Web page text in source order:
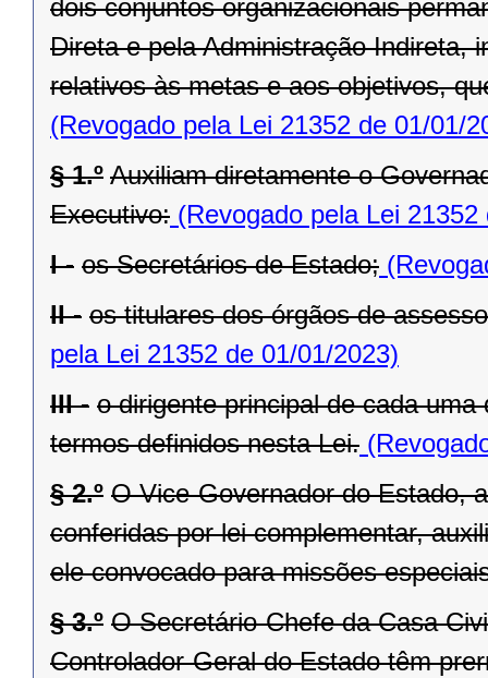
dois conjuntos organizacionais
Direta e pela Administração Indireta,
relativos às metas e aos objetivos,
(Revogado pela Lei 21352 de 01/01/
§ 1.º Auxiliam diretamente o
Executivo: (Revogado pela Lei
I - os Secretários de Estado;
II - os titulares dos órgãos de
pela Lei 21352 de 01/01/2023)
III - o dirigente principal de cada
termos definidos nesta Lei.
§ 2.º O Vice-Governador do Estado,
conferidas por lei complementar,
ele convocado para missões
§ 3.º O Secretário-Chefe da Casa
Controlador-Geral do Estado têm